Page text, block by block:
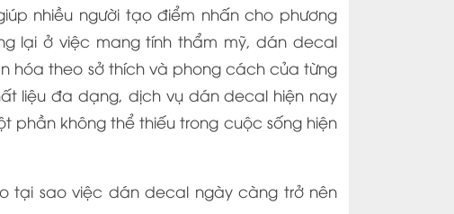
nhiều người tạo điểm nhấn cho phương
lại ở việc mang tính thẩm mỹ, dán decal
theo sở thích và phong cách của từng
liệu đa dạng, dịch vụ dán decal hiện nay
phần không thể thiếu trong cuộc sống hiện
tại sao việc dán decal ngày càng trở nên